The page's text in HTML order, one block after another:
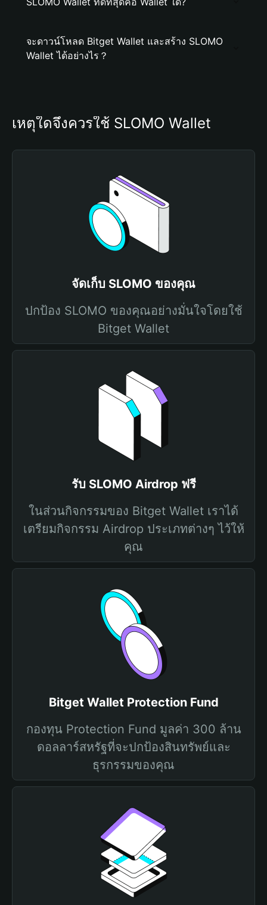
จะดาวน์โหลด Bitget Wallet และสร้าง SLOMO
Wallet ได้อย่างไร？
เหตุใดจึงควรใช้ SLOMO Wallet
จัดเก็บ SLOMO ของคุณ
ปกป้อง SLOMO ของคุณอย่างมั่นใจโดยใช้
Bitget Wallet
รับ SLOMO Airdrop ฟรี
ในส่วนกิจกรรมของ Bitget Wallet เราได้
เตรียมกิจกรรม Airdrop ประเภทต่างๆ ไว้ให้
คุณ
Bitget Wallet Protection Fund
กองทุน Protection Fund มูลค่า 300 ล้าน
ดอลลาร์สหรัฐที่จะปกป้องสินทรัพย์และ
ธุรกรรมของคุณ